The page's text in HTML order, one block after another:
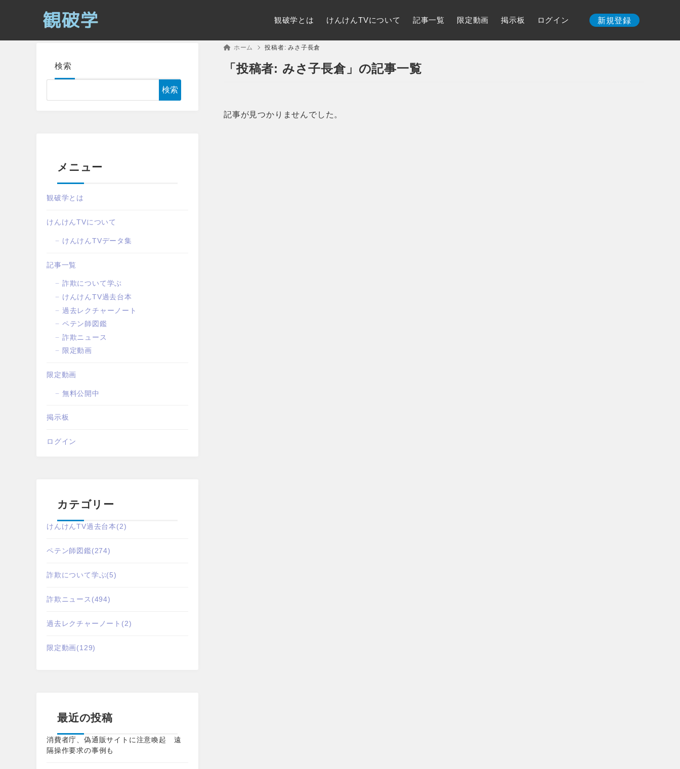
観破学とは けんけんTVについて 記事一覧 限定動画 掲示板 ログイン 新規登録
ホーム 投稿者:みさ子長倉
「投稿者: みさ子長倉」の記事一覧
記事が見つかりませんでした。
検索
検索
メニュー
観破学とは
けんけんTVについて
けんけんTVデータ集
記事一覧
詐欺について学ぶ
けんけんTV過去台本
過去レクチャーノート
ペテン師図鑑
詐欺ニュース
限定動画
限定動画
無料公開中
掲示板
ログイン
カテゴリー
けんけんTV過去台本(2)
ペテン師図鑑(274)
詐欺について学ぶ(5)
詐欺ニュース (494)
過去レクチャーノート (2)
限定動画(129)
最近の投稿
消費者庁、偽通販サイトに注意喚起 遠
隔操作要求の事例も